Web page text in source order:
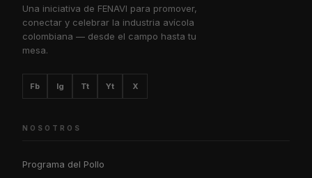
Una iniciativa de FENAVI para promover,
conectar y celebrar la industria avícola
colombiana — desde el campo hasta tu
mesa.
Fb Ig Tt Yt X
NOSOTROS
Programa del Pollo